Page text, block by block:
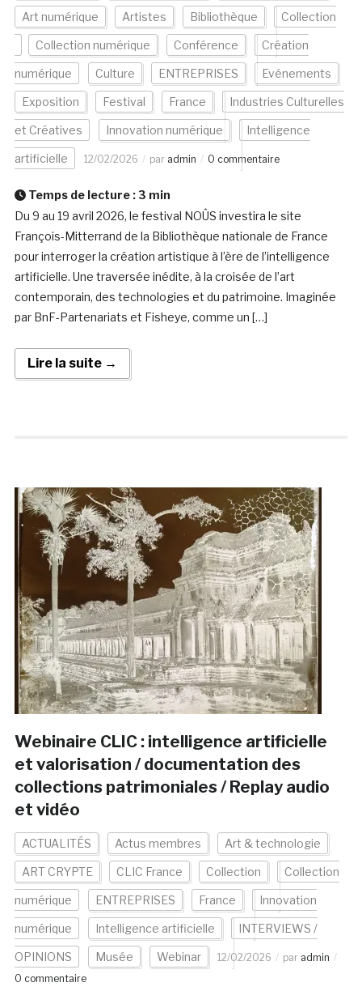
Art numérique Artistes Bibliothèque Collection
Collection numérique Conférence Création
numérique Culture ENTREPRISES Evénements
Exposition Festival France Industries Culturelles
et Créatives Innovation numérique Intelligence
artificielle 12/02/2026 par admin 0 commentaire
Temps de lecture : 3 min
Du 9 au 19 avril 2026, le festival NOÛS investira le site
François-Mitterrand de la Bibliothèque nationale de France
pour interroger la création artistique à l’ère de l’intelligence
artificielle. Une traversée inédite, à la croisée de l’art
contemporain, des technologies et du patrimoine. Imaginée
par BnF-Partenariats et Fisheye, comme un […]
Lire la suite →
Webinaire CLIC : intelligence artificielle
et valorisation / documentation des
collections patrimoniales / Replay audio
et vidéo
ACTUALITÉS Actus membres Art & technologie
ART CRYPTE CLIC France Collection Collection
numérique ENTREPRISES France Innovation
numérique Intelligence artificielle INTERVIEWS /
OPINIONS Musée Webinar 12/02/2026 par admin
0 commentaire